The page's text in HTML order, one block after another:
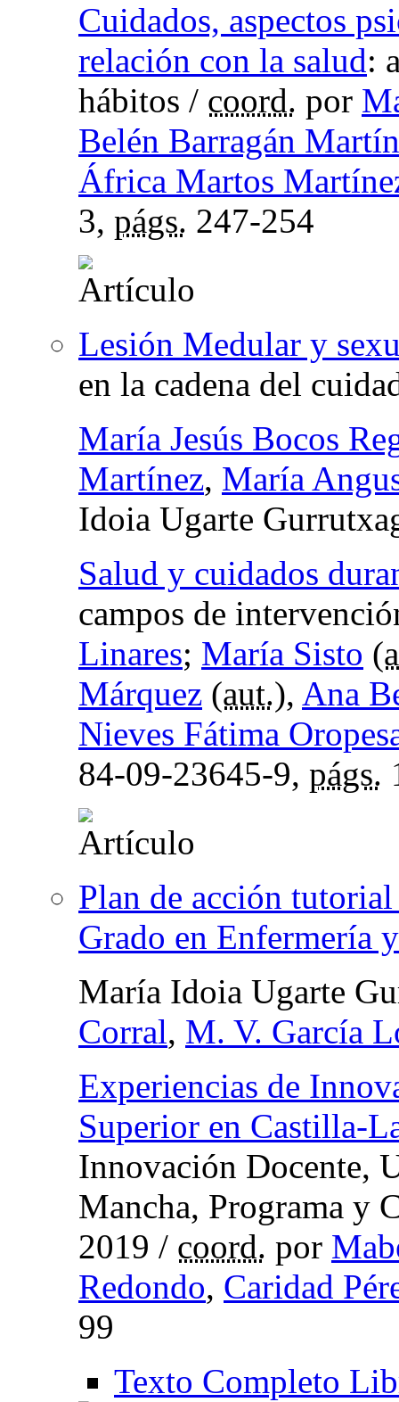
Cuidados, aspectos
relación con la salud:
hábitos / coord. por
Belén Barragán Martín
África Martos
3, págs. 247-254
Lesión Medular y
en la cadena del
María Jesús Bocos
Martínez, María
Idoia Ugarte
Salud y cuidados
campos de
Linares; María Sisto (
Márquez (aut.), Ana
Nieves Fátima
84-09-23645-9, págs.
Plan de acción
Grado en Enfermería
María Idoia Ugarte
Corral, M. V. García
Experiencias de
Superior en Castilla-
Innovación Docente,
Mancha, Programa y
2019 / coord. por
Redondo, Caridad
99
Texto Completo